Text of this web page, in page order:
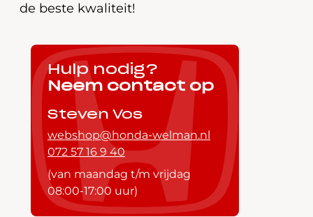
Over ons
Webshop
Contact
de beste kwaliteit!
Hulp nodig?
Neem contact op
Steven Vos
webshop@honda-welman.nl
072 57 16 9 40
(van maandag t/m vrijdag
08:00-17:00 uur)